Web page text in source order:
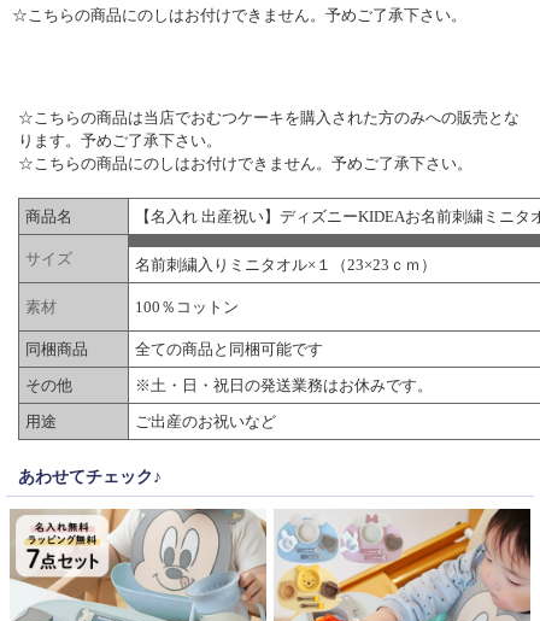
☆こちらの商品にのしはお付けできません。予めご了承下さい。
☆こちらの商品は当店でおむつケーキを購入された方のみへの販売とな
ります。予めご了承下さい。
☆こちらの商品にのしはお付けできません。予めご了承下さい。
商品名 【名入れ 出産祝い】ディズニーKIDEAお名前刺繍ミニタ
サイズ 名前刺繍入りミニタオル×１（23×23ｃｍ）
素材 100％コットン
同梱商品
全ての商品と同梱可能です
その他
※土・日・祝日の発送業務はお休みです。
用途
ご出産のお祝いなど
あわせてチェック♪